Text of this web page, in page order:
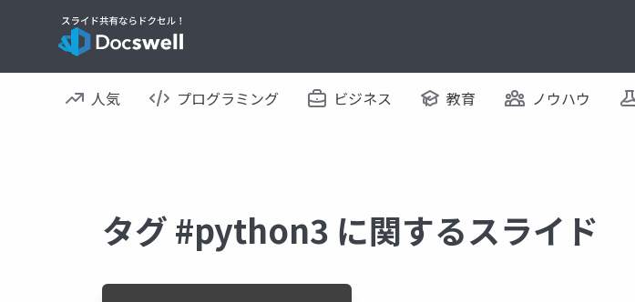
人気 プログラミング ビジネス 教育 ノウハウ
タグ #python3 に関するスライド